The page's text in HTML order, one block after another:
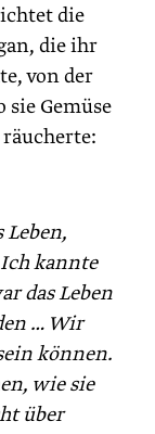
die
die ihr
von der
sie Gemüse
kannte
das Leben
… Wir
können.
wie sie
über